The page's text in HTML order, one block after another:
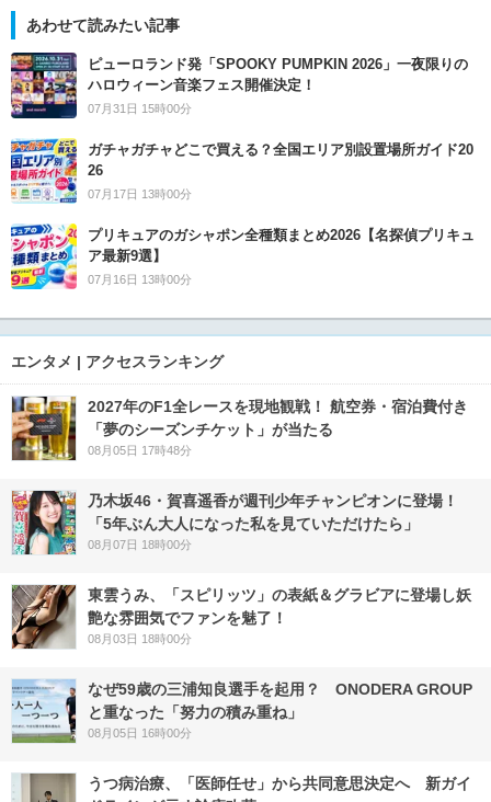
あわせて読みたい記事
ピューロランド発「SPOOKY PUMPKIN 2026」一夜限りの
ハロウィーン音楽フェス開催決定！
07月31日 15時00分
ガチャガチャどこで買える？全国エリア別設置場所ガイド20
26
07月17日 13時00分
プリキュアのガシャポン全種類まとめ2026【名探偵プリキュ
ア最新9選】
07月16日 13時00分
エンタメ | アクセスランキング
2027年のF1全レースを現地観戦！ 航空券・宿泊費付き
「夢のシーズンチケット」が当たる
08月05日 17時48分
乃木坂46・賀喜遥香が週刊少年チャンピオンに登場！
「5年ぶん大人になった私を見ていただけたら」
08月07日 18時00分
東雲うみ、「スピリッツ」の表紙＆グラビアに登場し妖
艶な雰囲気でファンを魅了！
08月03日 18時00分
なぜ59歳の三浦知良選手を起用？ ONODERA GROUP
と重なった「努力の積み重ね」
08月05日 16時00分
うつ病治療、「医師任せ」から共同意思決定へ 新ガイ